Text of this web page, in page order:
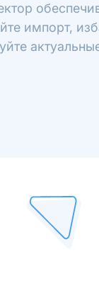
импорт,